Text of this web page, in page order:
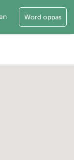
Word oppas